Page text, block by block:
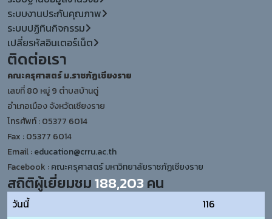
ระบบงานประกันคุณภาพ
ระบบปฏิทินกิจกรรม
เปลี่ยรหัสอินเตอร์เน็ต
ติดต่อเรา
คณะครุศาสตร์ ม.ราชภัฏเชียงราย
เลขที่ 80 หมู่ 9 ตำบลบ้านดู่
อำเภอเมือง จังหวัดเชียงราย
โทรศัพท์ : 05377 6014
Fax : 05377 6014
Email :education@crru.ac.th
Facebook :คณะครุศาสตร์ มหาวิทยาลัยราชภัฏเชียงราย
สถิติผู้เยี่ยมชม188,203คน
วันนี้
116